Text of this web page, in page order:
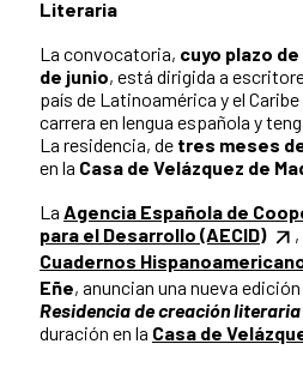
Literaria
La convocatoria, cuyo plazo
de junio, está dirigida a
país de Latinoamérica y el
carrera en lengua española y
La residencia, de tres meses
en la Casa de Velázquez de
La Agencia Española de
para el Desarrollo (AECID)
Cuadernos
Eñe, anuncian una nueva
Residencia de creación literaria
duración en la Casa de